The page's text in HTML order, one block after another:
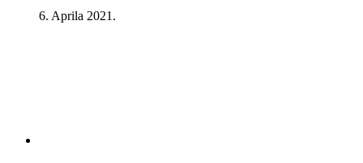
6. Aprila 2021.